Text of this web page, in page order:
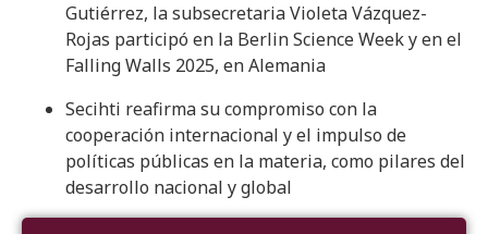
Gutiérrez, la subsecretaria Violeta Vázquez-
Rojas participó en la Berlin Science Week y en el
Falling Walls 2025, en Alemania
Secihti reafirma su compromiso con la
cooperación internacional y el impulso de
políticas públicas en la materia, como pilares del
desarrollo nacional y global